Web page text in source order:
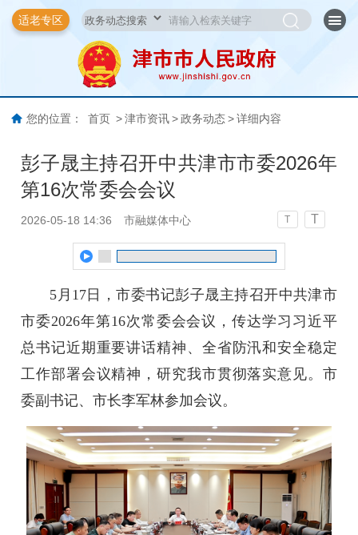
适老专区
您的位置： 首页 > 津市资讯 > 政务动态 > 详细内容
彭子晟主持召开中共津市市委2026年
第16次常委会会议
2026-05-18 14:36 市融媒体中心 T T
5月17日，市委书记彭子晟主持召开中共津市
市委2026年第16次常委会会议，传达学习习近平
总书记近期重要讲话精神、全省防汛和安全稳定
工作部署会议精神，研究我市贯彻落实意见。市
委副书记、市长李军林参加会议。